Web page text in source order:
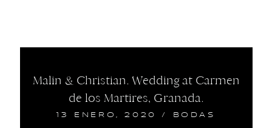
Malin & Christian. Wedding at Carmen
de los Martires, Granada.
13 ENERO, 2020 / BODAS